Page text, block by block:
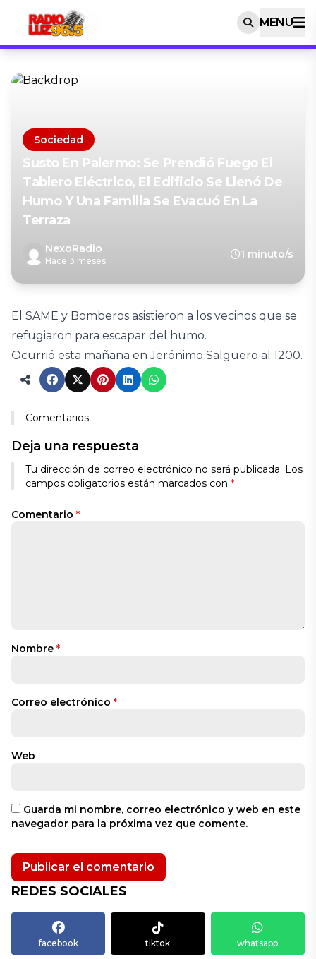
MENU
Sociedad
Susto En Palermo: Se Prendió Fuego El
Tablero Eléctrico, El Edificio Se Llenó De
Humo Y Una Familia Se Evacuó En La
Terraza
NexoRadio
Hace 3 meses
1 minuto/s
El SAME y Bomberos asistieron a los vecinos que se
refugiaron para escapar del humo.
Ocurrió esta mañana en Jerónimo Salguero al 1200.
Comentarios
Deja una respuesta
Tu dirección de correo electrónico no será publicada. Los
campos obligatorios están marcados con *
Comentario *
Nombre *
Correo electrónico *
Web
Guarda mi nombre, correo electrónico y web en este
navegador para la próxima vez que comente.
REDES SOCIALES
facebook tiktok whatsapp